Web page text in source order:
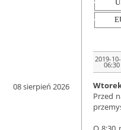
08 sierpień 2026
2019-
06:30
Przed